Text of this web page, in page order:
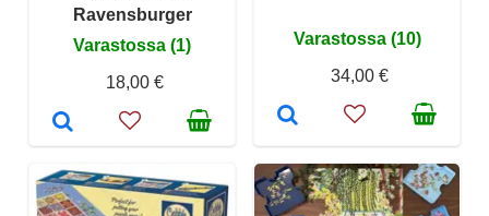
Ravensburger
Varastossa (1)
18,00 €
Varastossa (10)
34,00 €